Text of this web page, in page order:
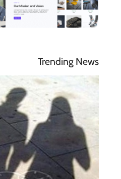
Trending News